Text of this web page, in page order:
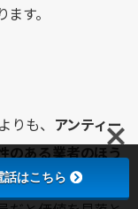
す。
も、 アンティー
のある業者のほう
す。特に、民芸家具
話はこちら